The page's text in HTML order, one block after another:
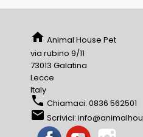
home Animal House Pet
via rubino 9/11
73013 Galatina
Lecce
Italy
phone Chiamaci: 0836 562501
email Scrivici:
FacebookYouTube